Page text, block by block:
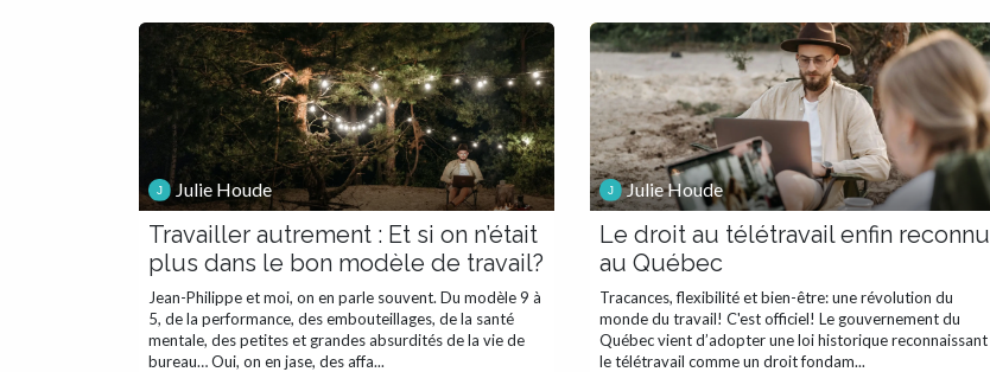
Julie Houde
Travailler autrement : Et si on n’était
plus dans le bon modèle de travail?
Jean-Philippe et moi, on en parle souvent. Du modèle 9 à
5, de la performance, des embouteillages, de la santé
mentale, des petites et grandes absurdités de la vie de
bureau… Oui, on en jase, des affa...
Julie Houde
Le droit au télétravail enfin reconnu
au Québec
Tracances, flexibilité et bien-être: une révolution du
monde du travail! C'est officiel! Le gouvernement du
Québec vient d’adopter une loi historique reconnaissant
le télétravail comme un droit fondam...